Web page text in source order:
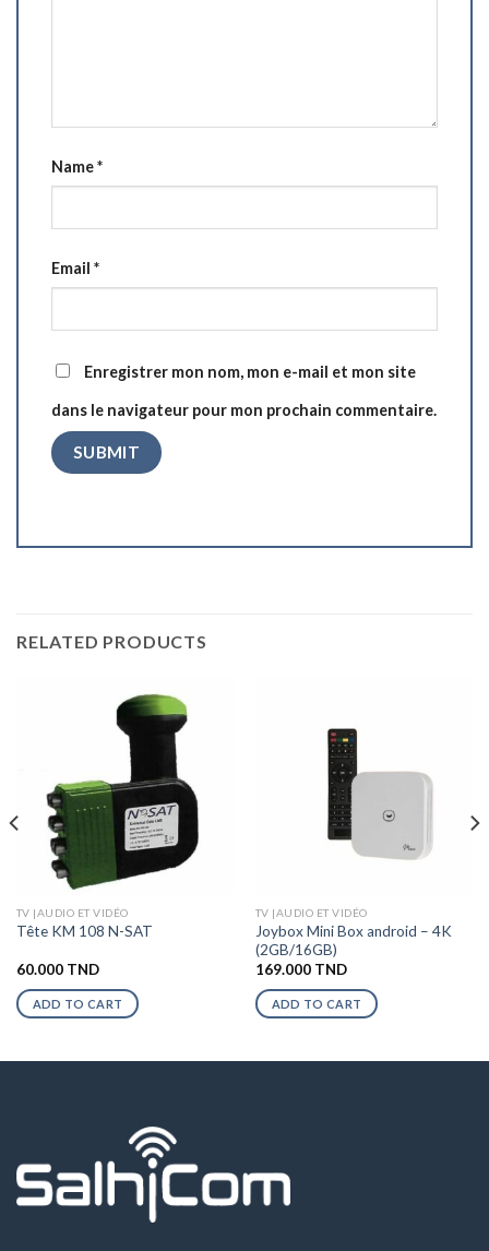
Name*
Email *
Enregistrer mon nom, mon e-mail et mon site
dans le navigateur pour mon prochain commentaire.
RELATED PRODUCTS
TV |AUDIO ET VIDÉO
Tête KM 108 N-SAT
60.000 TND
ADD TO CART
TV |AUDIO ET VIDÉO
Joybox Mini Box android – 4K
(2GB/16GB)
169.000 TND
ADD TO CART